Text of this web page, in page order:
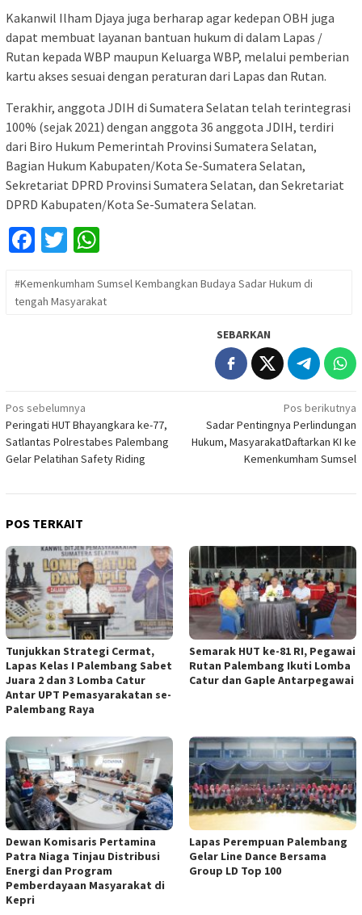
Kakanwil Ilham Djaya juga berharap agar kedepan OBH juga
dapat membuat layanan bantuan hukum di dalam Lapas /
Rutan kepada WBP maupun Keluarga WBP, melalui pemberian
kartu akses sesuai dengan peraturan dari Lapas dan Rutan.
Terakhir, anggota JDIH di Sumatera Selatan telah terintegrasi
100% (sejak 2021) dengan anggota 36 anggota JDIH, terdiri
dari Biro Hukum Pemerintah Provinsi Sumatera Selatan,
Bagian Hukum Kabupaten/Kota Se-Sumatera Selatan,
Sekretariat DPRD Provinsi Sumatera Selatan, dan Sekretariat
DPRD Kabupaten/Kota Se-Sumatera Selatan.
Facebook
Twitter
#Kemenkumham Sumsel Kembangkan Budaya Sadar Hukum di
tengah Masyarakat
SEBARKAN
Navigasi
pos
Pos sebelumnya
Peringati HUT Bhayangkara ke-77,
Satlantas Polrestabes Palembang
Gelar Pelatihan Safety Riding
Pos berikutnya
Sadar Pentingnya Perlindungan
Hukum, MasyarakatDaftarkan KI ke
Kemenkumham Sumsel
POS TERKAIT
Tunjukkan Strategi Cermat,
Lapas Kelas I Palembang Sabet
Juara 2 dan 3 Lomba Catur
Antar UPT Pemasyarakatan se-
Palembang Raya
Semarak HUT ke-81 RI, Pegawai
Rutan Palembang Ikuti Lomba
Catur dan Gaple Antarpegawai
Dewan Komisaris Pertamina
Patra Niaga Tinjau Distribusi
Energi dan Program
Pemberdayaan Masyarakat di
Kepri
Lapas Perempuan Palembang
Gelar Line Dance Bersama
Group LD Top 100